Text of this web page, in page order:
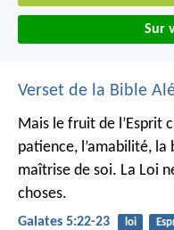
Sur
Verset de la Bible
Mais le fruit de l’Esprit
patience, l’amabilité,
maîtrise de soi. La Loi
choses.
Galates 5:22-23 loi